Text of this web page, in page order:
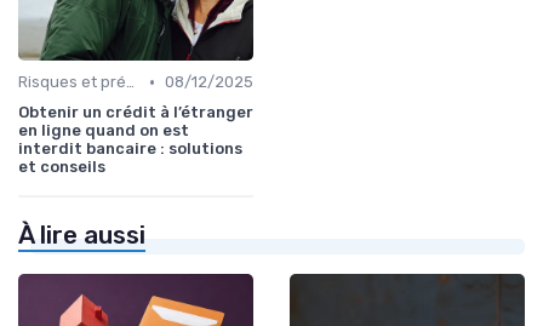
Risques et précautions • 08/12/2025
Obtenir un crédit à l’étranger
en ligne quand on est
interdit bancaire : solutions
et conseils
À lire aussi